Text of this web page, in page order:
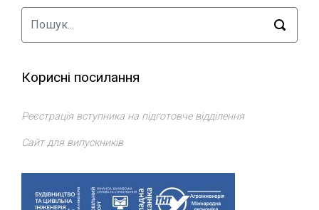
Корисні посилання
Реєстрація вступника на підготовче відділення
Сайт для випускників